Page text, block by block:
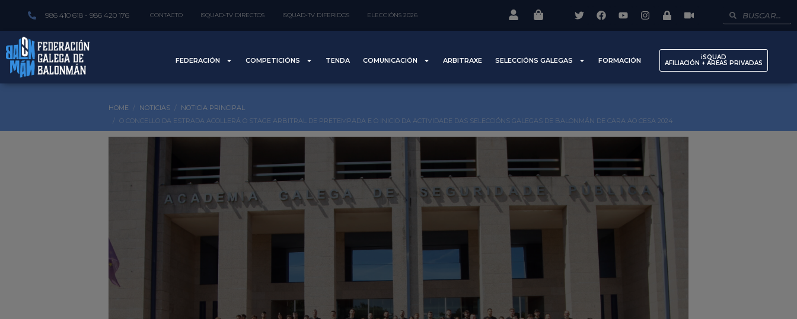
986 410 618 - 986 420 176 CONTACTO ISQUAD-TV DIRECTOS ISQUAD-TV DIFERIDOS ELECCIÓNS 2026
FEDERACIÓN COMPETICIÓNS TENDA COMUNICACIÓN ARBITRAXE SELECCIÓNS GALEGAS FORMACIÓN iSQUAD
AFILIACIÓN + AREAS PRIVADAS
HOME NOTICIAS
NOTICIA PRINCIPAL
O CONCELLO DA ESTRADA ACOLLERÁ O STAGE ARBITRAL DE PRETEMPADA E O INICIO DA ACTIVIDADE DAS SELECCIÓNS GALEGAS DE BALONMÁN DE CARA AO CESA 2024